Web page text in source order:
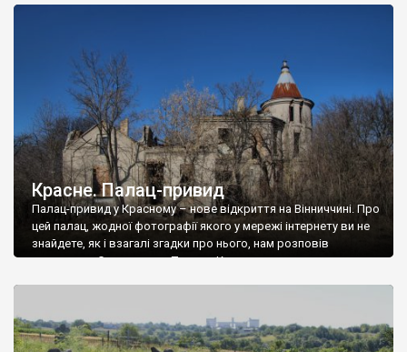
Красне. Палац-привид
Палац-привид у Красному – нове відкриття на Вінниччині. Про
цей палац, жодної фотографії якого у мережі інтернету ви не
знайдете, як і взагалі згадки про нього, нам розповів
мешканець Самгородка. Палац у Красному вразив не лише